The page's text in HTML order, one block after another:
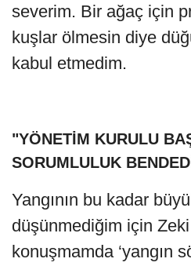
severim. Bir ağaç için
kuşlar ölmesin diye
kabul etmedim.
"YÖNETİM KURULU
SORUMLULUK
Yangının bu kadar
düşünmediğim için
konuşmamda ‘yangın